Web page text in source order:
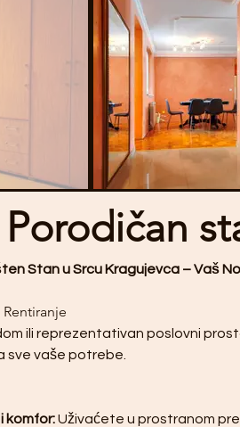
Stan u Srcu Kragujevca – Vaš
Rentiranje
ili reprezentativan poslovni
sve vaše potrebe.
komfor: Uživaćete u prostranom